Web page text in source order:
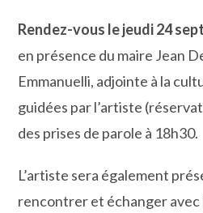
Rendez-vous le jeudi 24
en présence du maire Jean
Emmanuelli, adjointe à la
guidées par l’artiste
des prises de parole à 18h30.
L’artiste sera également
rencontrer et échanger avec